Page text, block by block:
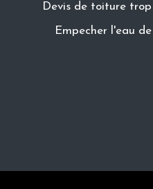
Devis de toiture
Empecher l'eau